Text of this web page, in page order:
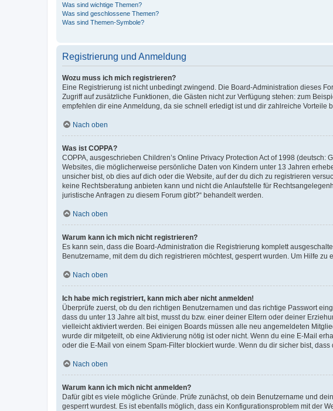
Was sind wichtige Themen?
Was sind geschlossene Themen?
Was sind Themen-Symbole?
Registrierung und Anmeldung
Wozu muss ich mich registrieren?
Eine Registrierung ist nicht unbedingt zwingend. Die Board-Administration dieses
Zugriff auf zusätzliche Funktionen, die Gästen nicht zur Verfügung stehen: zum
empfehlen dir eine Anmeldung, da sie schnell erledigt ist und dir zahlreiche Vorteile
Nach oben
Was ist COPPA?
COPPA, ausgeschrieben Children’s Online Privacy Protection Act of 1998
Websites, die möglicherweise persönliche Daten von Kindern unter 13 Jahren
unsicher bist, ob dies auf dich oder die Website, auf der du dich zu registrieren
keine Rechtsberatung anbieten kann und nicht die Anlaufstelle für
juristische Anfragen zu diesem Forum gibt?“ behandelt werden.
Nach oben
Warum kann ich mich nicht registrieren?
Es kann sein, dass die Board-Administration die Registrierung komplett
Benutzername, mit dem du dich registrieren möchtest, gesperrt wurden. Um Hilfe zu
Nach oben
Ich habe mich registriert, kann mich aber nicht anmelden!
Überprüfe zuerst, ob du den richtigen Benutzernamen und das richtige Passwort
dass du unter 13 Jahre alt bist, musst du bzw. einer deiner Eltern oder deiner
vielleicht aktiviert werden. Bei einigen Boards müssen alle neu angemeldeten
wurde dir mitgeteilt, ob eine Aktivierung nötig ist oder nicht. Wenn du eine E-Mail
oder die E-Mail von einem Spam-Filter blockiert wurde. Wenn du dir sicher bist,
Nach oben
Warum kann ich mich nicht anmelden?
Dafür gibt es viele mögliche Gründe. Prüfe zunächst, ob dein Benutzername und
gesperrt wurdest. Es ist ebenfalls möglich, dass ein Konfigurationsproblem mit der